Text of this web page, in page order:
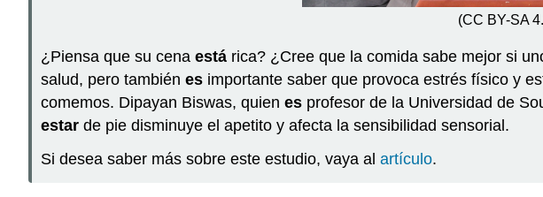
(CC BY-SA
¿Piensa que su cena está rica? ¿Cree que la comida sabe mejor si
salud, pero también es importante saber que provoca estrés físico y
comemos. Dipayan Biswas, quien es profesor de la Universidad de
estar de pie disminuye el apetito y afecta la sensibilidad sensorial.
Si desea saber más sobre este estudio, vaya al artículo.